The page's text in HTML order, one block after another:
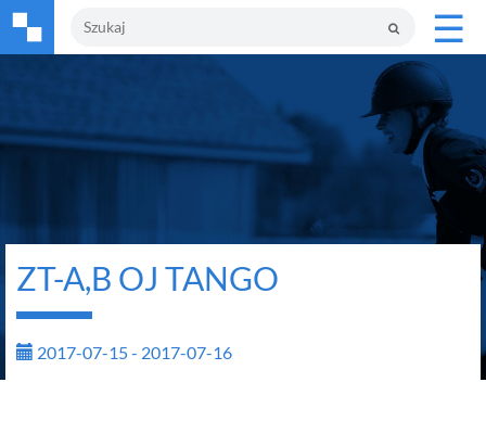
☰
ZT-A,B OJ TANGO
2017-07-15 - 2017-07-16